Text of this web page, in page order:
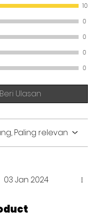
10
0
0
0
0
Beri Ulasan
Paling relevan
03 Jan 2024